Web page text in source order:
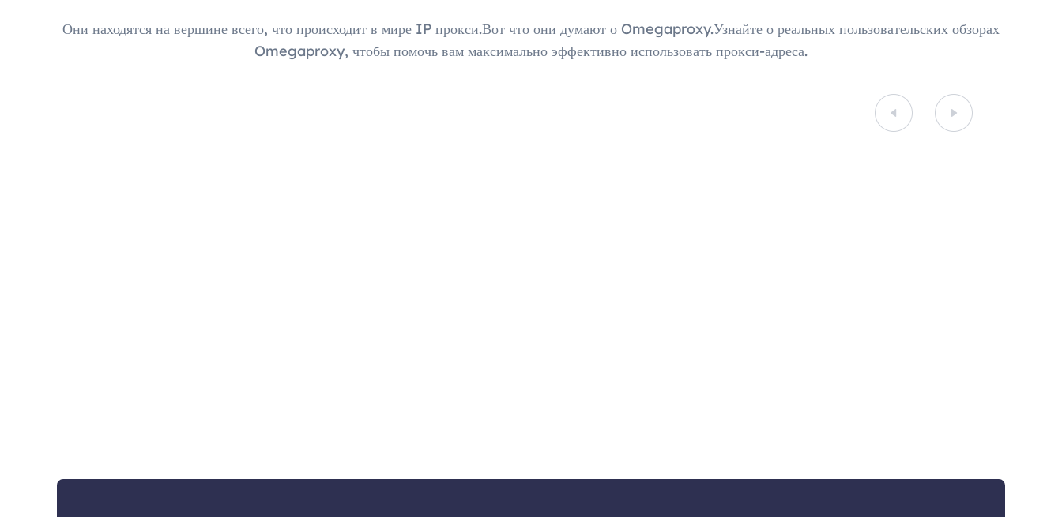
Они находятся на вершине всего, что происходит в мире IP прокси.Вот что они думают о Omegaproxy.Узнайте о реальных пользовательских обзорах
Omegaproxy, чтобы помочь вам максимально эффективно использовать прокси-адреса.